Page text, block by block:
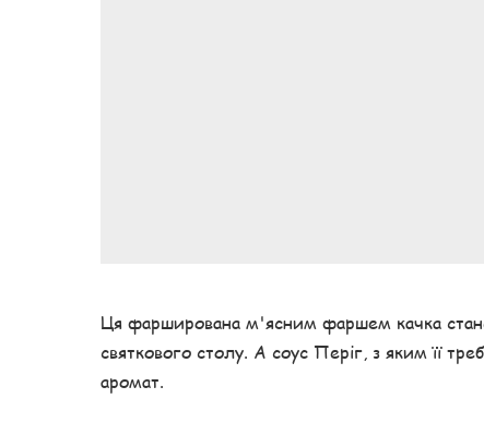
Ця фарширована м'ясним фаршем качка
святкового столу. А соус Періг, з яким її
аромат.